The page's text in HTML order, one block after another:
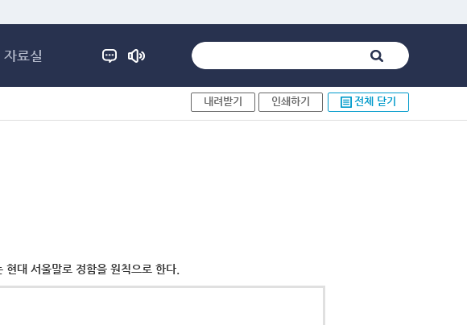
자료실
내려받기 인쇄하기 전체 닫기
대 서울말로 정함을 원칙으로 한다.